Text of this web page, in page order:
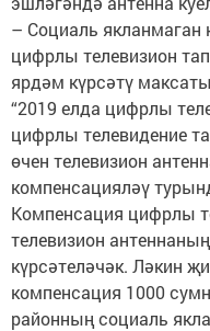
– Социаль якланмаган
цифрлы телевизион
ярдәм күрсәтү
“2019 елда цифрлы
цифрлы телевидение
өчен телевизион
компенсацияләү
Компенсация цифрлы
телевизион
күрсәтеләчәк. Ләкин
компенсация 1000
районның социаль